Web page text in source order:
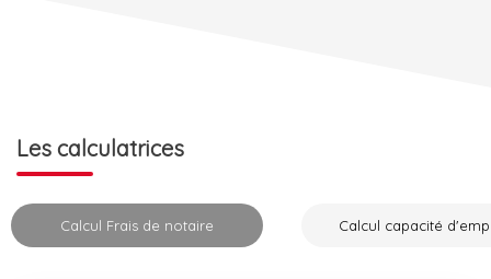
Les calculatrices
Calcul Frais de notaire Calcul capacité